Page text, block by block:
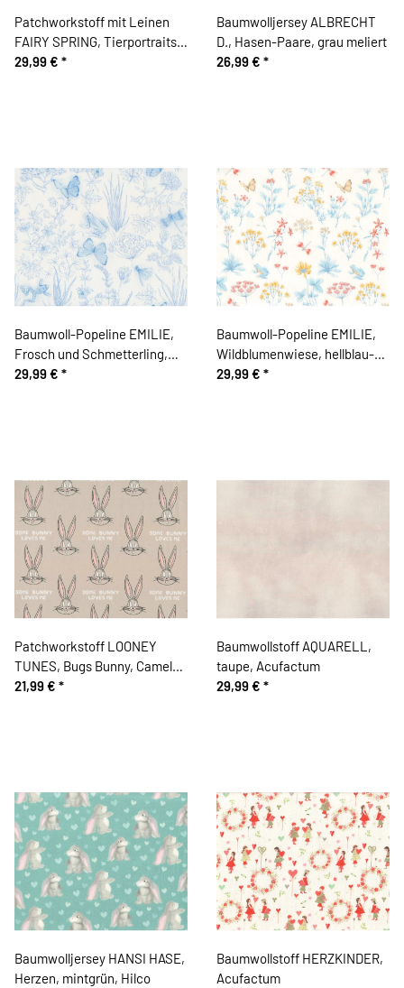
Patchworkstoff mit Leinen
FAIRY SPRING, Tierportraits
in Blumenkränzen, mintgrün-
29,99 € *
Baumwolljersey ALBRECHT
D., Hasen-Paare, grau meliert
26,99 € *
Baumwoll-Popeline EMILIE,
Frosch und Schmetterling,
wollweiß-hellblau, Hilco
29,99 € *
Baumwoll-Popeline EMILIE,
Wildblumenwiese, hellblau-
gelb, Hilco
29,99 € *
Patchworkstoff LOONEY
TUNES, Bugs Bunny, Camelot
Fabrics
21,99 € *
Baumwollstoff AQUARELL,
taupe, Acufactum
29,99 € *
Baumwolljersey HANSI HASE,
Herzen, mintgrün, Hilco
Baumwollstoff HERZKINDER,
Acufactum